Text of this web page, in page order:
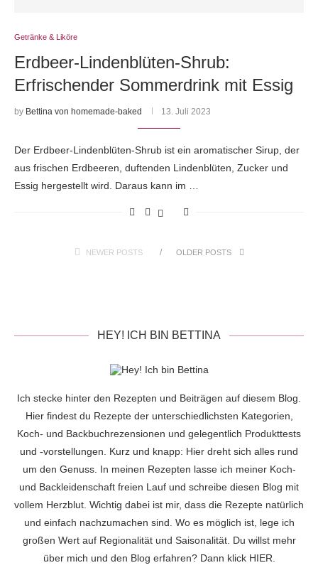
Getränke & Liköre
Erdbeer-Lindenblüten-Shrub:
Erfrischender Sommerdrink mit Essig
by Bettina von homemade-baked 13. Juli 2023
Der Erdbeer-Lindenblüten-Shrub ist ein aromatischer Sirup, der
aus frischen Erdbeeren, duftenden Lindenblüten, Zucker und
Essig hergestellt wird. Daraus kann im …
NEWER POSTS OLDER POSTS
HEY! ICH BIN BETTINA
Ich stecke hinter den Rezepten und Beiträgen auf diesem Blog.
Hier findest du Rezepte der unterschiedlichsten Kategorien,
Koch- und Backbuchrezensionen und gelegentlich Produkttests
und -vorstellungen. Kurz und knapp: Hier dreht sich alles rund
um den Genuss. In meinen Rezepten lasse ich meiner Koch-
und Backleidenschaft freien Lauf und schreibe diesen Blog mit
vollem Herzblut. Wichtig dabei ist mir, dass die Rezepte natürlich
und einfach nachzumachen sind. Wo es möglich ist, lege ich
großen Wert auf Regionalität und Saisonalität. Du willst mehr
über mich und den Blog erfahren? Dann klick HIER